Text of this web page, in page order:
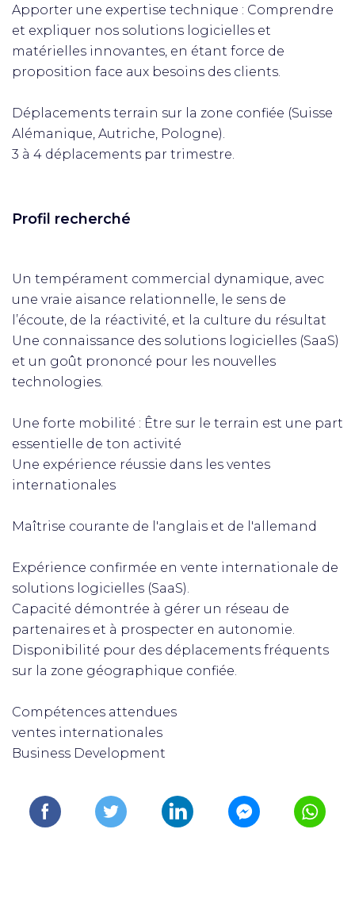
Apporter une expertise technique : Comprendre
et expliquer nos solutions logicielles et
matérielles innovantes, en étant force de
proposition face aux besoins des clients.
Déplacements terrain sur la zone confiée (Suisse
Alémanique, Autriche, Pologne).
3 à 4 déplacements par trimestre.
Profil recherché
Un tempérament commercial dynamique, avec
une vraie aisance relationnelle, le sens de
l’écoute, de la réactivité, et la culture du résultat
Une connaissance des solutions logicielles (SaaS)
et un goût prononcé pour les nouvelles
technologies.
Une forte mobilité : Être sur le terrain est une part
essentielle de ton activité
Une expérience réussie dans les ventes
internationales
Maîtrise courante de l'anglais et de l'allemand
Expérience confirmée en vente internationale de
solutions logicielles (SaaS).
Capacité démontrée à gérer un réseau de
partenaires et à prospecter en autonomie.
Disponibilité pour des déplacements fréquents
sur la zone géographique confiée.
Compétences attendues
ventes internationales
Business Development